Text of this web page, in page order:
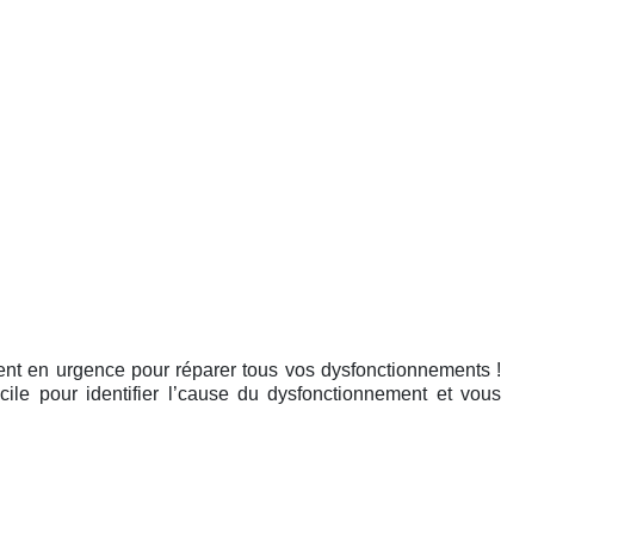
en urgence pour réparer tous vos dysfonctionnements !
pour identifier l’cause du dysfonctionnement et vous